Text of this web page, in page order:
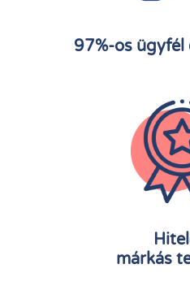
97%-os
márkás